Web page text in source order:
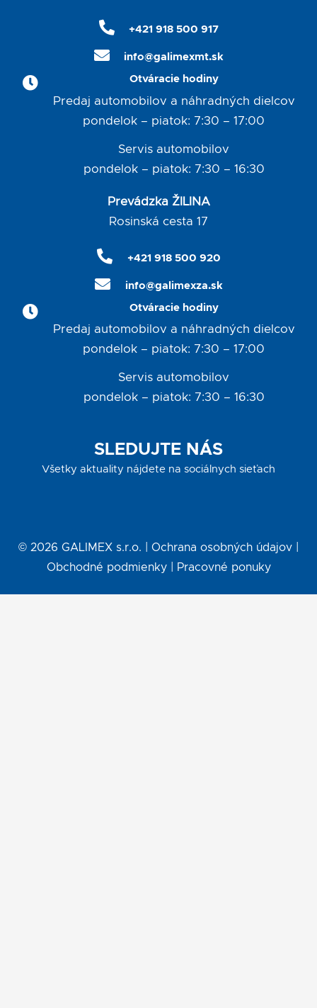
+421 918 500 917
info@galimexmt.sk
Otváracie hodiny
Predaj automobilov a náhradných dielcov
pondelok – piatok: 7:30 – 17:00
Servis automobilov
pondelok – piatok: 7:30 – 16:30
Prevádzka ŽILINA
Rosinská cesta 17
+421 918 500 920
info@galimexza.sk
Otváracie hodiny
Predaj automobilov a náhradných dielcov
pondelok – piatok: 7:30 – 17:00
Servis automobilov
pondelok – piatok: 7:30 – 16:30
SLEDUJTE NÁS
Všetky aktuality nájdete na sociálnych sieťach
© 2026 GALIMEX s.r.o. | Ochrana osobných údajov
Obchodné podmienky| Pracovné ponuky